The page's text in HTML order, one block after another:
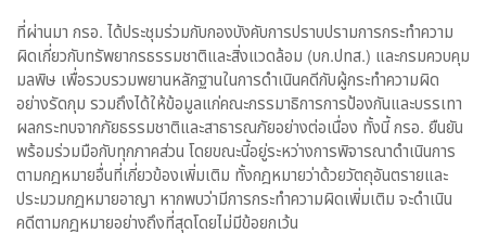
ที่ผ่านมา กรอ. ได้ประชุมร่วมกับกองบังคับการปราบปรามการกระทำความ
ผิดเกี่ยวกับทรัพยากรธรรมชาติและสิ่งแวดล้อม (บก.ปทส.) และกรมควบคุม
มลพิษ เพื่อรวบรวมพยานหลักฐานในการดำเนินคดีกับผู้กระทำความผิด
อย่างรัดกุม รวมถึงได้ให้ข้อมูลแก่คณะกรรมาธิการการป้องกันและบรรเทา
ผลกระทบจากภัยธรรมชาติและสาธารณภัยอย่างต่อเนื่อง ทั้งนี้ กรอ. ยืนยัน
พร้อมร่วมมือกับทุกภาคส่วน โดยขณะนี้อยู่ระหว่างการพิจารณาดำเนินการ
ตามกฎหมายอื่นที่เกี่ยวข้องเพิ่มเติม ทั้งกฎหมายว่าด้วยวัตถุอันตรายและ
ประมวมกฎหมายอาญา หากพบว่ามีการกระทำความผิดเพิ่มเติม จะดำเนิน
คดีตามกฎหมายอย่างถึงที่สุดโดยไม่มีข้อยกเว้น